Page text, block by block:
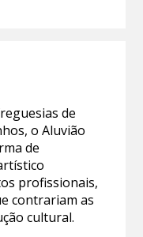
de
o Aluvião
de
profissionais,
contrariam as
cultural.